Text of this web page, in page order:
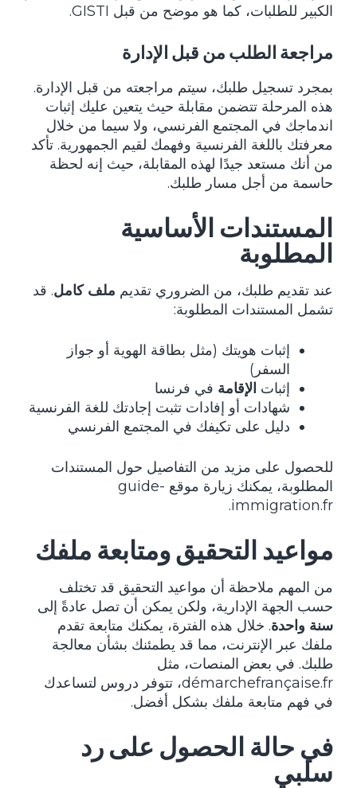
الكبير للطلبات، كما هو موضح من قبل GISTI
.
مراجعة الطلب من قبل الإدارة
بمجرد تسجيل طلبك، سيتم مراجعته من قبل الإدارة.
هذه المرحلة تتضمن مقابلة حيث يتعين عليك إثبات
اندماجك في المجتمع الفرنسي، ولا سيما من خلال
معرفتك باللغة الفرنسية وفهمك لقيم الجمهورية. تأكد
من أنك مستعد جيدًا لهذه المقابلة، حيث إنه لحظة
حاسمة من أجل مسار طلبك.
المستندات الأساسية
المطلوبة
عند تقديم طلبك، من الضروري تقديم ملف كامل. قد
تشمل المستندات المطلوبة:
إثبات هويتك (مثل بطاقة الهوية أو جواز
السفر)
إثبات الإقامة في فرنسا
شهادات أو إفادات تثبت إجادتك للغة الفرنسية
دليل على تكيفك في المجتمع الفرنسي
للحصول على مزيد من التفاصيل حول المستندات
المطلوبة، يمكنك زيارة موقع guide-
immigration.fr
.
مواعيد التحقيق ومتابعة ملفك
من المهم ملاحظة أن مواعيد التحقيق قد تختلف
حسب الجهة الإدارية، ولكن يمكن أن تصل عادةً إلى
سنة واحدة. خلال هذه الفترة، يمكنك متابعة تقدم
ملفك عبر الإنترنت، مما قد يطمئنك بشأن معالجة
طلبك. في بعض المنصات، مثل
démarchefrançaise.fr، تتوفر دروس لتساعدك
في فهم متابعة ملفك بشكل أفضل.
في حالة الحصول على رد
سلبي